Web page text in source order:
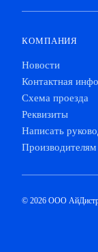
КОМПАНИЯ
Новости
Контактная
Схема проезда
Реквизиты
Написать
© 2026 ООО